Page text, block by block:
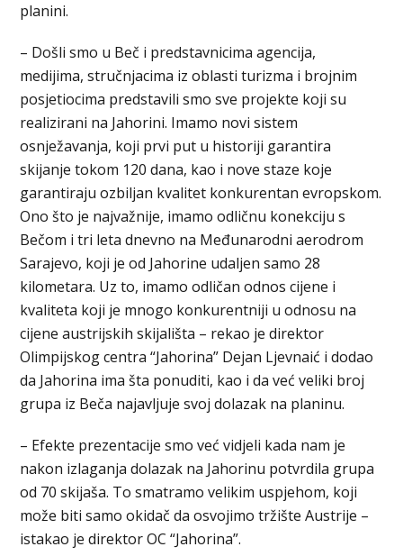
planini.
– Došli smo u Beč i predstavnicima agencija,
medijima, stručnjacima iz oblasti turizma i brojnim
posjetiocima predstavili smo sve projekte koji su
realizirani na Jahorini. Imamo novi sistem
osnježavanja, koji prvi put u historiji garantira
skijanje tokom 120 dana, kao i nove staze koje
garantiraju ozbiljan kvalitet konkurentan evropskom.
Ono što je najvažnije, imamo odličnu konekciju s
Bečom i tri leta dnevno na Međunarodni aerodrom
Sarajevo, koji je od Jahorine udaljen samo 28
kilometara. Uz to, imamo odličan odnos cijene i
kvaliteta koji je mnogo konkurentniji u odnosu na
cijene austrijskih skijališta – rekao je direktor
Olimpijskog centra “Jahorina” Dejan Ljevnaić i dodao
da Jahorina ima šta ponuditi, kao i da već veliki broj
grupa iz Beča najavljuje svoj dolazak na planinu.
– Efekte prezentacije smo već vidjeli kada nam je
nakon izlaganja dolazak na Jahorinu potvrdila grupa
od 70 skijaša. To smatramo velikim uspjehom, koji
može biti samo okidač da osvojimo tržište Austrije –
istakao je direktor OC “Jahorina”.